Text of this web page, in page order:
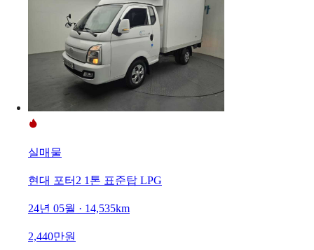
실매물
현대 포터2 1톤 표준탑 LPG
24년 05월 · 14,535km
2,440만원